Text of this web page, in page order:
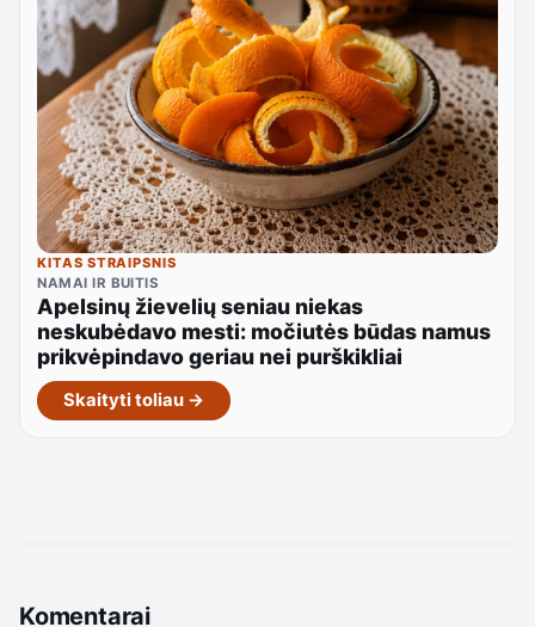
KITAS STRAIPSNIS
NAMAI IR BUITIS
Apelsinų žievelių seniau niekas
neskubėdavo mesti: močiutės būdas namus
prikvėpindavo geriau nei purškikliai
Skaityti toliau →
Komentarai